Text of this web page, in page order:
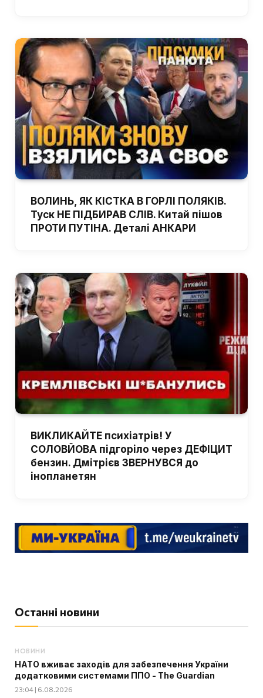
ВОЛИНЬ, ЯК КІСТКА В ГОРЛІ ПОЛЯКІВ.
Туск НЕ ПІДБИРАВ СЛІВ. Китай пішов
ПРОТИ ПУТІНА. Деталі АНКАРИ
ВИКЛИКАЙТЕ психіатрів! У
СОЛОВЙОВА підгоріло через ДЕФІЦИТ
бензин. Дмітрієв ЗВЕРНУВСЯ до
інопланетян
Останні новини
НОВИНИ
НАТО вживає заходів для забезпечення України
додатковими системами ППО - The Guardian
23:04 | 6.08.2026